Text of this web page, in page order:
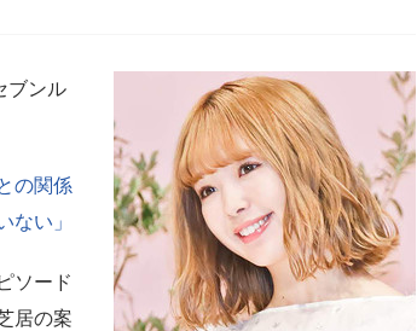
ブンル
の関係
ない」
ソード
居の案